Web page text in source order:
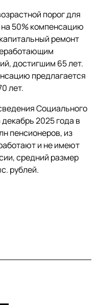
порог для
50% компенсацию
ремонт
достигшим 65 лет.
предлагается
лет.
Социального
2025 года в
пенсионеров, из
и не имеют
средний размер
рублей.